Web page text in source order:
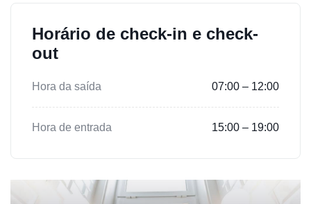
Horário de check-in e check-
out
Hora da saída 07:00 – 12:00
Hora de entrada 15:00 – 19:00